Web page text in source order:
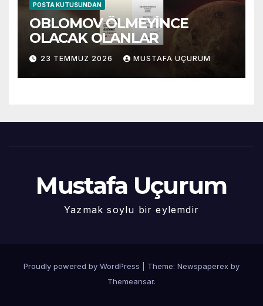
POSTA KUTUSUNDAN
OBLOMOV ÖLMEYİNCE
OLACAK OLANLAR
23 TEMMUZ 2026 MUSTAFA UÇURUM
Mustafa Uçurum
Yazmak soylu bir eylemdir
Proudly powered by WordPress
Theme: Newspaperex by
Themeansar.